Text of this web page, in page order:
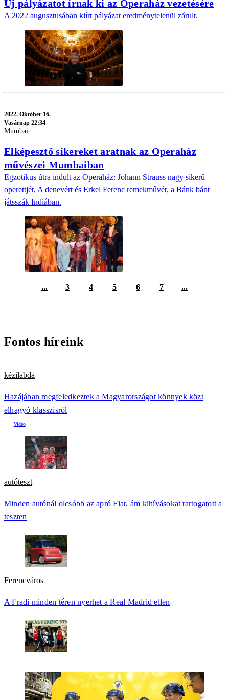
Új pályázatot írnak ki az Operaház vezetésére
A 2022 augusztusában kiírt pályázat eredménytelenül zárult.
2022. Október 16.
Vasárnap 22:34
Mumbai
Elképesztő sikereket aratnak az Operaház
művészei Mumbaiban
Egzotikus útra indult az Operaház: Johann Strauss nagy sikerű
operettjét, A denevért és Erkel Ferenc remekművét, a Bánk bánt
játsszák Indiában.
... 3 4 5 6 7 ...
Fontos híreink
kézilabda
Hazájában megfeledkeztek a Magyarországot könnyek közt
elhagyó klasszisról
autóteszt
Minden autónál olcsóbb az apró Fiat, ám kihívásokat tartogatott a
teszten
Ferencváros
A Fradi minden téren nyerhet a Real Madrid ellen